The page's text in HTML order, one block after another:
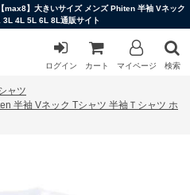
max8】大きいサイズ メンズ Phiten 半袖 Vネック
3L 4L 5L 6L 8L通販サイト
ログイン カート マイページ 検索
ャツ
半袖 Vネック Tシャツ 半袖Ｔシャツ ホ